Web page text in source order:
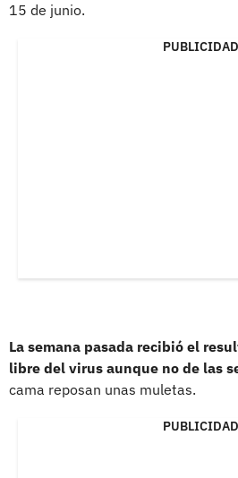
15 de junio.
PUBLICIDAD
La semana pasada recibió el
libre del virus aunque no de las
cama reposan unas muletas.
PUBLICIDAD